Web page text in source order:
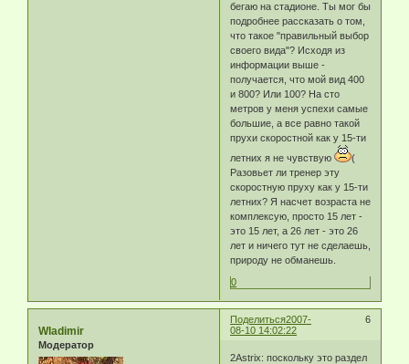
бегаю на стадионе. Ты мог бы
подробнее рассказать о том,
что такое "правильный выбор
своего вида"? Исходя из
информации выше -
получается, что мой вид 400
и 800? Или 100? На сто
метров у меня успехи самые
большие, а все равно такой
прухи скоростной как у 15-ти
летних я не чувствую
(
Разовьет ли тренер эту
скоростную пруху как у 15-ти
летних? Я насчет возраста не
комплексую, просто 15 лет -
это 15 лет, а 26 лет - это 26
лет и ничего тут не сделаешь,
природу не обманешь.
0
Поделиться 6
2007-
08-10 14:02:22
Wladimir
Модератор
2Astrix: поскольку это раздел